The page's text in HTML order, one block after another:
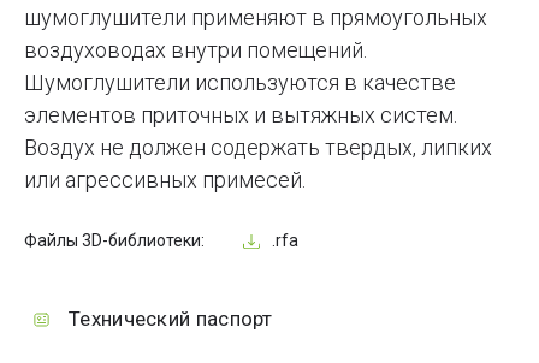
шумоглушители применяют в прямоугольных
воздуховодах внутри помещений.
Шумоглушители используются в качестве
элементов приточных и вытяжных систем.
Воздух не должен содержать твердых, липких
или агрессивных примесей.
Файлы 3D-библиотеки: .rfa
Технический паспорт